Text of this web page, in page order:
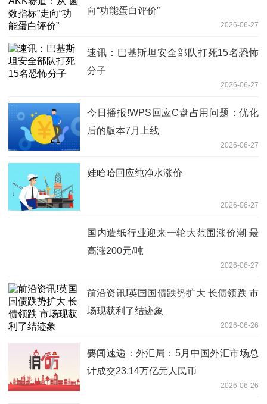
向“功能蛋白评价”
2026-06-27
速讯：巴基斯坦安全部队打死15名恐怖
分子
2026-06-27
今日播报!WPS回应C盘占用问题：优化
后的版本7月上线
2026-06-27
娃哈哈回应纯净水涨价
2026-06-27
国内造纸行业迎来一轮大范围涨价潮 最
高涨200元/吨
2026-06-27
前沿资讯!英国国债跌势扩大 长债领跌 市
场现获利了结迹象
2026-06-26
要闻速递：外汇局：5月中国外汇市场总
计成交23.14万亿元人民币
2026-06-26